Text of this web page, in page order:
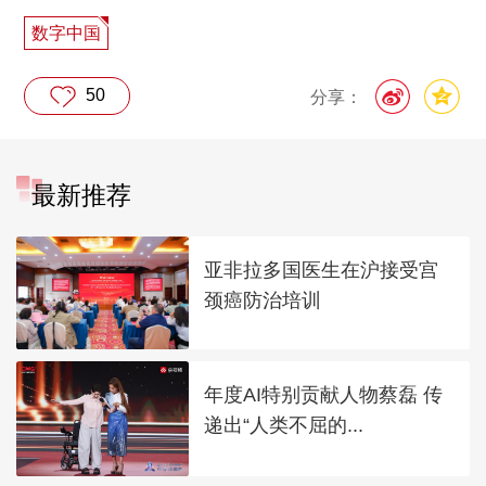
数字中国
分享：
50
最新推荐
亚非拉多国医生在沪接受宫
颈癌防治培训
年度AI特别贡献人物蔡磊 传
递出“人类不屈的...